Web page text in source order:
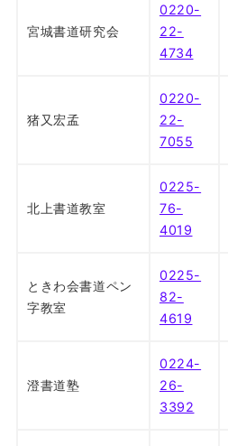
宮城書道研究会
0220-
22-
4734
猪又宏孟
0220-
22-
7055
北上書道教室
0225-
76-
4019
ときわ会書道ペン
字教室
0225-
82-
4619
澄書道塾
0224-
26-
3392